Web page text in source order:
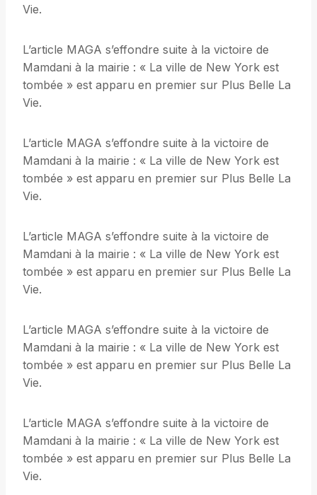
Vie.
L’article MAGA s’effondre suite à la victoire de
Mamdani à la mairie : « La ville de New York est
tombée » est apparu en premier sur Plus Belle La
Vie.
L’article MAGA s’effondre suite à la victoire de
Mamdani à la mairie : « La ville de New York est
tombée » est apparu en premier sur Plus Belle La
Vie.
L’article MAGA s’effondre suite à la victoire de
Mamdani à la mairie : « La ville de New York est
tombée » est apparu en premier sur Plus Belle La
Vie.
L’article MAGA s’effondre suite à la victoire de
Mamdani à la mairie : « La ville de New York est
tombée » est apparu en premier sur Plus Belle La
Vie.
L’article MAGA s’effondre suite à la victoire de
Mamdani à la mairie : « La ville de New York est
tombée » est apparu en premier sur Plus Belle La
Vie.